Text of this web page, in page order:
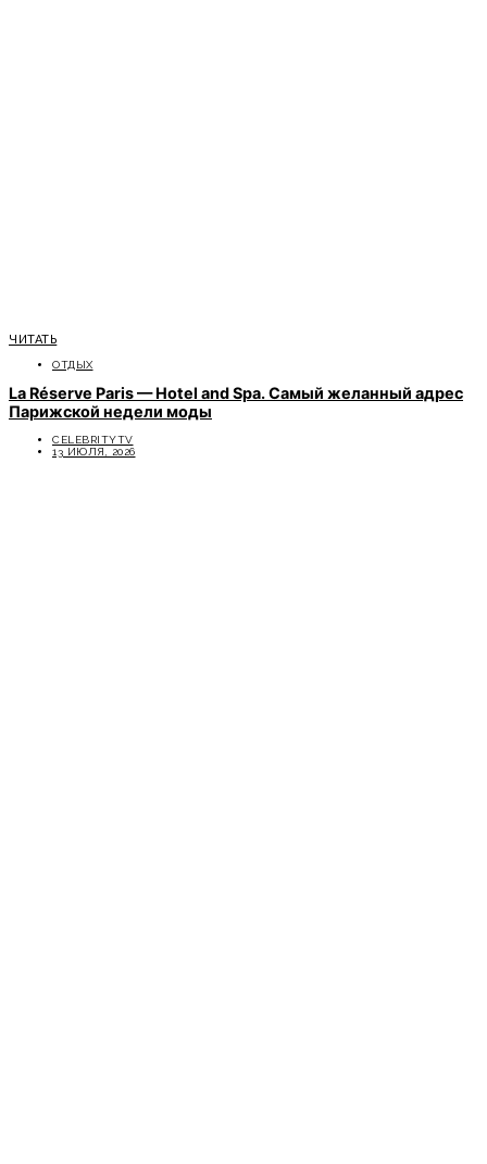
ЧИТАТЬ
ОТДЫХ
La Réserve Paris — Hotel and Spa. Самый желанный адрес
Парижской недели моды
CELEBRITYTV
13 ИЮЛЯ, 2026